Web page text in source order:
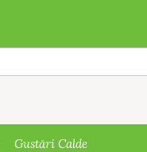
Gustări Calde